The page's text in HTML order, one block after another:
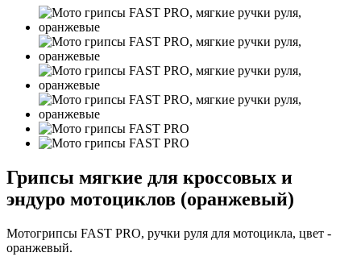
Грипсы мягкие для кроссовых и
эндуро мотоциклов (оранжевый)
Мотогрипсы FAST PRO, ручки руля для мотоцикла, цвет -
оранжевый.